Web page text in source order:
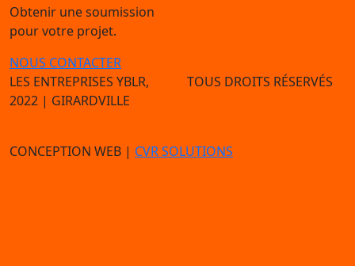
Obtenir une soumission
pour votre projet.
NOUS CONTACTER
LES ENTREPRISES YBLR,
2022 | GIRARDVILLE
CONCEPTION WEB | CVR SOLUTIONS
TOUS DROITS RÉSERVÉS